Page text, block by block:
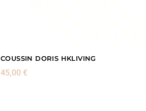
COUSSIN DORIS HKLIVING
45,00 €